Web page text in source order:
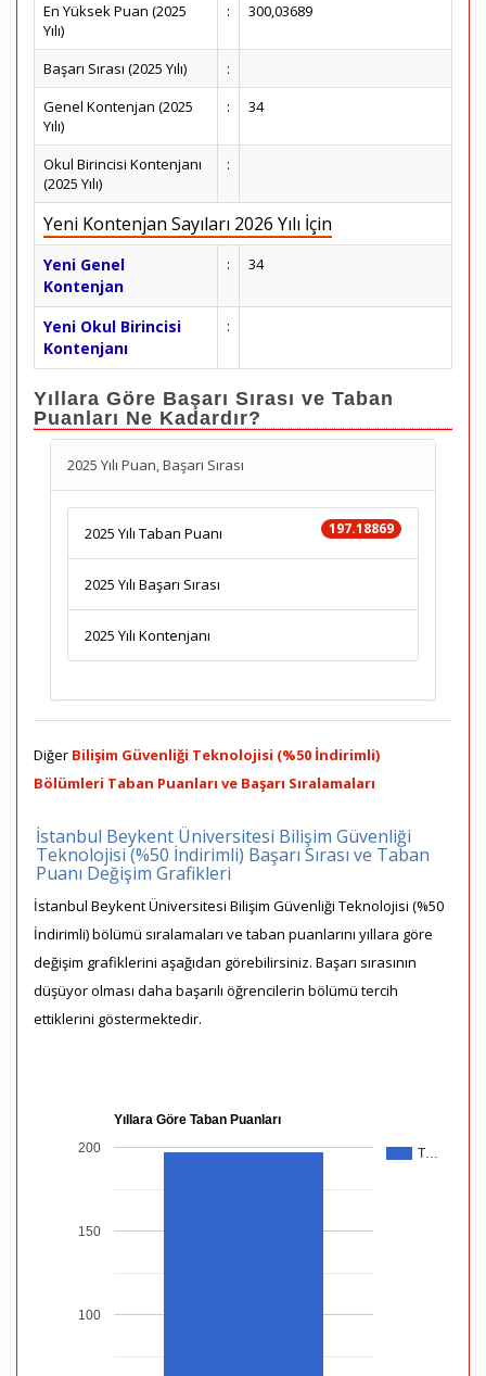
En Yüksek Puan (2025
Yılı)
: 300,03689
Başarı Sırası (2025 Yılı)
:
Genel Kontenjan (2025
Yılı)
: 34
Okul Birincisi Kontenjanı
(2025 Yılı)
:
Yeni Kontenjan Sayıları 2026 Yılı İçin
Yeni Genel
Kontenjan
: 34
Yeni Okul Birincisi
Kontenjanı
:
Yıllara Göre Başarı Sırası ve Taban
Puanları Ne Kadardır?
2025 Yılı Puan, Başarı Sırası
197.18869
2025 Yılı Taban Puanı
2025 Yılı Başarı Sırası
2025 Yılı Kontenjanı
Diğer Bilişim Güvenliği Teknolojisi (%50 İndirimli)
Bölümleri Taban Puanları ve Başarı Sıralamaları
İstanbul Beykent Üniversitesi Bilişim Güvenliği
Teknolojisi (%50 İndirimli) Başarı Sırası ve Taban
Puanı Değişim Grafikleri
İstanbul Beykent Üniversitesi Bilişim Güvenliği Teknolojisi (%50
İndirimli) bölümü sıralamaları ve taban puanlarını yıllara göre
değişim grafiklerini aşağıdan görebilirsiniz. Başarı sırasının
düşüyor olması daha başarılı öğrencilerin bölümü tercih
ettiklerini göstermektedir.
Yıllara Göre Taban Puanları
T…
100
150
200